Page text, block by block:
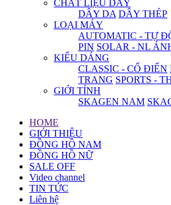
CHẤT LIỆU DÂY
DÂY DA DÂY THÉP
LOẠI MÁY
AUTOMATIC - TỰ
PIN SOLAR - NL
KIỂU DÁNG
CLASSIC - CỔ ĐIỂN
TRANG SPORTS -
GIỚI TÍNH
SKAGEN NAM
HOME
GIỚI THIỆU
ĐỒNG HỒ NAM
ĐỒNG HỒ NỮ
SALE OFF
Video channel
TIN TỨC
Liên hệ